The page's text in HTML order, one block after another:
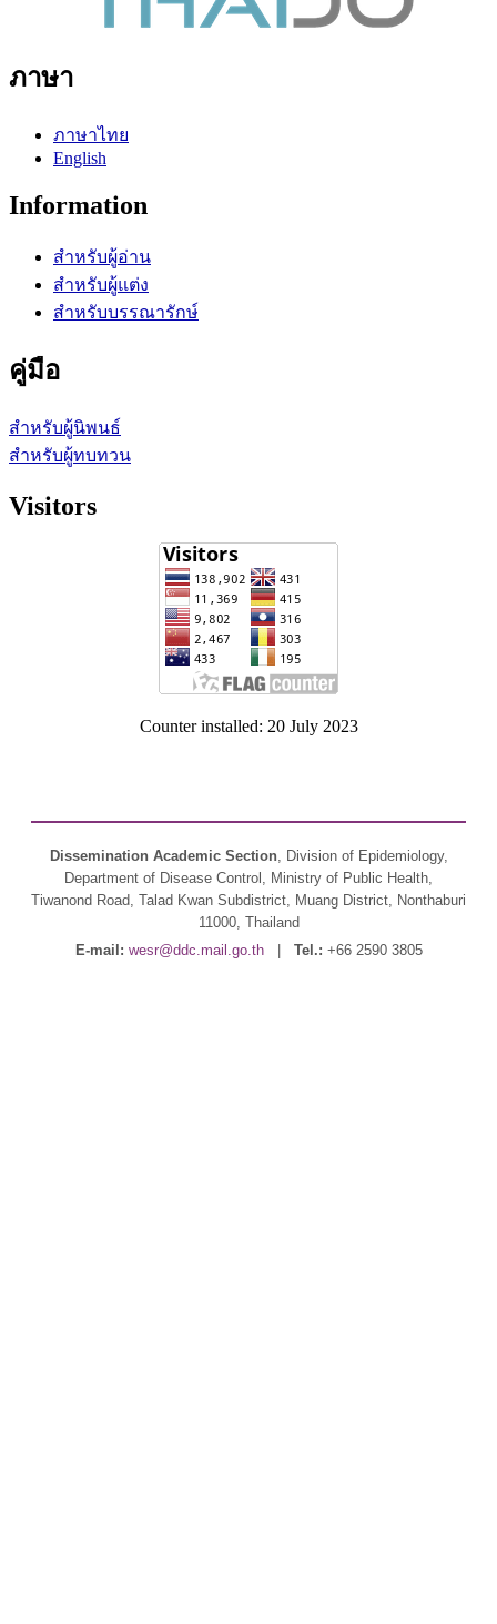
ภาษา
ภาษาไทย
English
Information
สำหรับผู้อ่าน
สำหรับผู้แต่ง
สำหรับบรรณารักษ์
คู่มือ
สำหรับผู้นิพนธ์
สำหรับผู้ทบทวน
Visitors
Counter installed: 20 July 2023
Dissemination Academic Section, Division of Epidemiology,
Department of Disease Control, Ministry of Public Health,
Tiwanond Road, Talad Kwan Subdistrict, Muang District, Nonthaburi
11000, Thailand
E-mail: wesr@ddc.mail.go.th| Tel.: +66 2590 3805